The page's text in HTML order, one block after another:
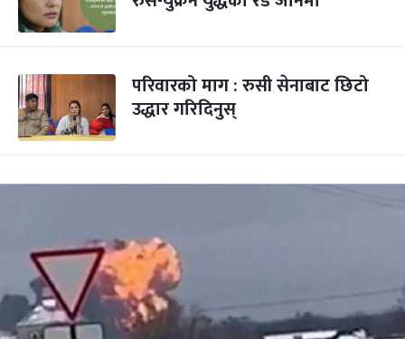
परिवारको माग : रुसी सेनाबाट छिटो
उद्धार गरिदिनुस्